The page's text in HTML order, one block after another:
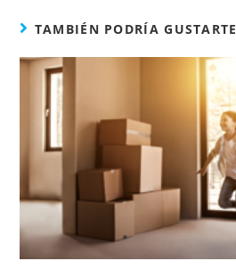
TAMBIÉN PODRÍA GUSTARTE